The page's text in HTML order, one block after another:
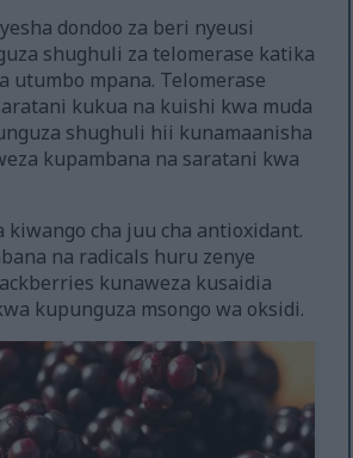
dondoo za beri nyeusi
shughuli za telomerase katika
utumbo mpana. Telomerase
kukua na kuishi kwa muda
shughuli hii kunamaanisha
kupambana na saratani kwa
kiwango cha juu cha antioxidant.
na radicals huru zenye
kunaweza kusaidia
kupunguza msongo wa oksidi.